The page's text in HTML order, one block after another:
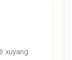
xuyang